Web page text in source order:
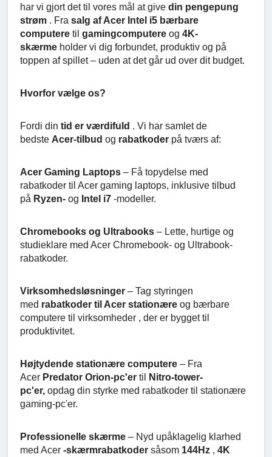
har vi gjort det til vores mål at give din pengepung
strøm . Fra salg af Acer Intel i5 bærbare
computere til gamingcomputere og 4K-
skærme holder vi dig forbundet, produktiv og på
toppen af spillet – uden at det går ud over dit budget.
Hvorfor vælge os?
Fordi din tid er værdifuld . Vi har samlet de
bedste Acer-tilbud og rabatkoder på tværs af:
Acer Gaming Laptops – Få topydelse med
rabatkoder til Acer gaming laptops, inklusive tilbud
på Ryzen- og Intel i7 -modeller.
Chromebooks og Ultrabooks – Lette, hurtige og
studieklare med Acer Chromebook- og Ultrabook-
rabatkoder.
Virksomhedsløsninger – Tag styringen
med rabatkoder til Acer stationære og bærbare
computere til virksomheder , der er bygget til
produktivitet.
Højtydende stationære computere – Fra
Acer Predator Orion-pc'er til
Nitro-tower-
pc'er, opdag din styrke med rabatkoder til stationære
gaming-pc'er.
Professionelle skærme – Nyd upåklagelig klarhed
med Acer -skærmrabatkoder såsom 144Hz , 4K